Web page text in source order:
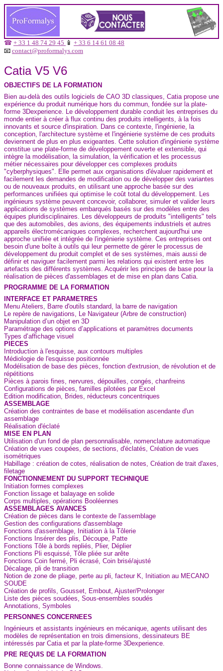
☎ + 33 1 48 74 29 45 📱 + 33 6 14 61 08 48
📧 contact@proformalys.com
Catia V5 V6
OBJECTIFS DE LA FORMATION
Bien au-delà des outils logiciels de CAO 3D classiques, Catia propose une
expérience du produit numérique hors du commun, fondée sur la plate-
forme 3Dexperience. Le développement durable conduit les entreprises du
monde entier à créer à flux continu des produits intelligents, à la fois
innovants et source d'inspiration. Dans ce contexte, l'ingénierie, la
conception, l'architecture système et l'ingénierie système de ces produits
deviennent de plus en plus exigeantes. Cette solution d'ingénierie système
constitue une plate-forme de développement ouverte et extensible, qui
intègre la modélisation, la simulation, la vérification et les processus
métier nécessaires pour développer ces complexes produits
"cyberphysiques". Elle permet aux organisations d'évaluer rapidement et
facilement les demandes de modification ou de développer des variantes
ou de nouveaux produits, en utilisant une approche basée sur des
performances unifiées qui optimise le coût total du développement. Les
ingénieurs système peuvent concevoir, collaborer, simuler et valider leurs
applications de systèmes embarqués basés sur des modèles entre des
équipes pluridisciplinaires. Les développeurs de produits "intelligents" tels
que des automobiles, des avions, des équipements industriels et autres
appareils électromécaniques complexes, recherchent aujourd'hui une
approche unifiée et intégrée de l'ingénierie système. Ces entreprises ont
besoin d'une boîte à outils qui leur permette de gérer le processus de
développement du produit complet et de ses systèmes, mais aussi de
définir et naviguer facilement parmi les relations qui existent entre les
artefacts des différents systèmes. Acquérir les principes de base pour la
réalisation de pièces d'assemblages et de mise en plan dans Catia.
PROGRAMME DE LA FORMATION
INTERFACE ET PARAMETRES
Menu Ateliers, Barre d'outils standard, la barre de navigation
Le repère de navigations, Le Navigateur (Arbre de construction)
Manipulation d’un objet en 3D
Paramétrage des options d’applications et paramètres documents
Types d’affichage visuel
PIECES
Introduction à l'esquisse, aux contours multiples
Médiologie de l'esquisse positionnée
Modélisation de base des pièces, fonction d'extrusion, de révolution et de
répétitions
Pièces à parois fines, nervures, dépouilles, congés, chanfreins
Configurations de pièces, familles pilotées par Excel
Edition modification, Brides, réducteurs concentriques
ASSEMBLAGE
Création des contraintes de base et modélisation ascendante d'un
assemblage
Réalisation d'éclaté
MISE EN PLAN
Utilisation d'un fond de plan personnalisable, nomenclature automatique
Création de vues coupées, de sections, d'éclatés, Création de vues
isométriques
Habillage : création de cotes, réalisation de notes, Création de trait d'axes,
filetage
FONCTIONNEMENT DU SUPPORT TECHNIQUE
Initiation formes complexes
Fonction lissage et balayage en solide
Corps multiples, opérations Booléennes
ASSEMBLAGES AVANCES
Création de pièces dans le contexte de l'assemblage
Gestion des configurations d'assemblage
Fonctions d'assemblage, Initiation à la Tôlerie
Fonctions Insérer des plis, Découpe, Patte
Fonctions Tôle à bords repliés, Plier, Déplier
Fonctions Pli esquissé, Tôle pliée sur arête
Fonctions Coin fermé, Pli écrasé, Coin brisé/ajusté
Décalage, pli de transition
Notion de zone de pliage, perte au pli, facteur K, Initiation au MECANO
SOUDE
Création de profils, Gousset, Embout, Ajuster/Prolonger
Liste des pièces soudées, Sous-ensembles soudés
Annotations, Symboles
PERSONNES CONCERNEES
Ingénieurs et assistants ingénieurs en mécanique, agents utilisant des
modèles de représentation en trois dimensions, dessinateurs BE
intéressés par Catia et par la plate-forme 3Dexperience.
PRE REQUIS DE LA FORMATION
Bonne connaissance de Windows.